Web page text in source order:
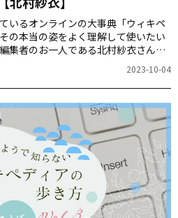
いるオンラインの大事典「ウィキペ
の本当の姿をよく理解して使いたい
集者のお一人である北村紗衣さん
2023-10-04